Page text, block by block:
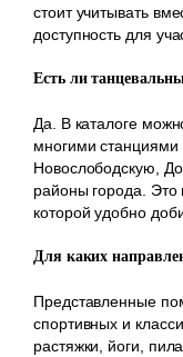
стоит учитывать
доступность для
Есть ли
Да. В каталоге
многими станциями
Новослободскую,
районы города. Это
которой удобно
Для каких
Представленные
спортивных и
растяжки, йоги,